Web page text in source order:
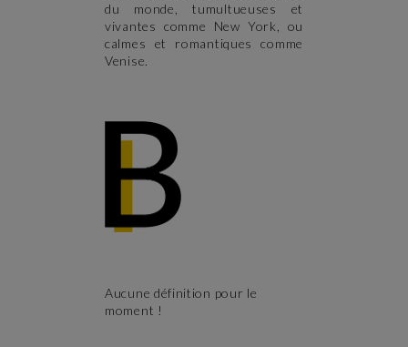
du monde, tumultueuses et
vivantes comme New York, ou
calmes et romantiques comme
Venise.
Aucune définition pour le
moment !